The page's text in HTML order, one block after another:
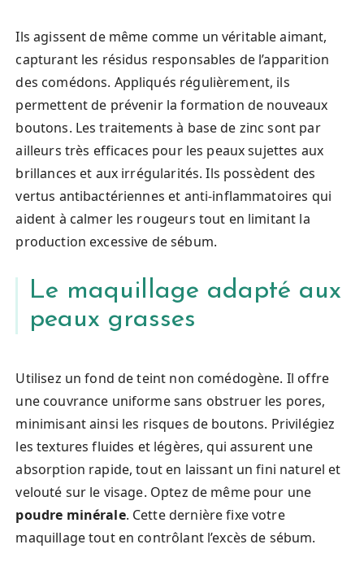
Ils agissent de même comme un véritable aimant,
capturant les résidus responsables de l’apparition
des comédons. Appliqués régulièrement, ils
permettent de prévenir la formation de nouveaux
boutons. Les traitements à base de zinc sont par
ailleurs très efficaces pour les peaux sujettes aux
brillances et aux irrégularités. Ils possèdent des
vertus antibactériennes et anti-inflammatoires qui
aident à calmer les rougeurs tout en limitant la
production excessive de sébum.
Le maquillage adapté aux
peaux grasses
Utilisez un fond de teint non comédogène. Il offre
une couvrance uniforme sans obstruer les pores,
minimisant ainsi les risques de boutons. Privilégiez
les textures fluides et légères, qui assurent une
absorption rapide, tout en laissant un fini naturel et
velouté sur le visage. Optez de même pour une
poudre minérale. Cette dernière fixe votre
maquillage tout en contrôlant l’excès de sébum.